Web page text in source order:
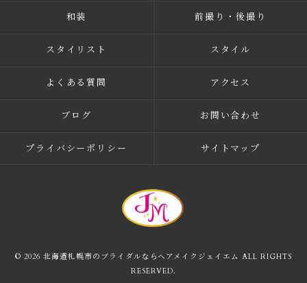
和装 前撮り・後撮り
スタイリスト スタイル
よくある質問 アクセス
ブログ お問い合わせ
プライバシーポリシー サイトマップ
© 2026 北海道札幌市のブライダルならヘアメイクジェイエム ALL RIGHTS
RESERVED.